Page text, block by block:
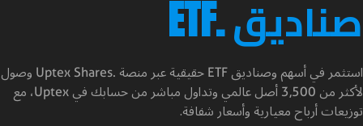
صناديقETF.
استثمر في أسهم وصناديق ETF حقيقية عبر منصة Uptex Shares. وصول
لأكثر من 3,500 أصل عالمي وتداول مباشر من حسابك في Uptex، مع
توزيعات أرباح معيارية وأسعار شفافة.